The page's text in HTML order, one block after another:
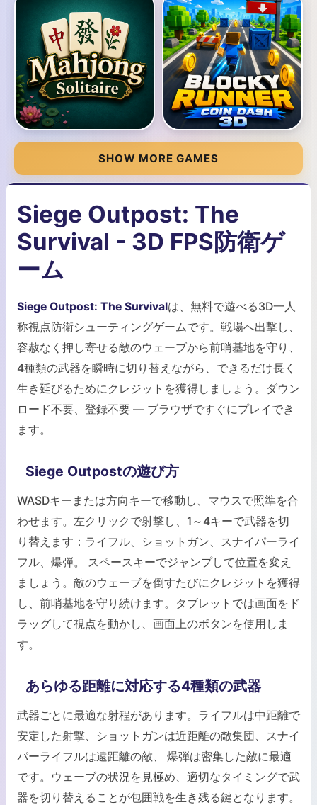
SHOW MORE GAMES
Siege Outpost: The
Survival - 3D FPS防衛ゲ
ーム
Siege Outpost: The Survivalは、無料で遊べる3D一人
称視点防衛シューティングゲームです。戦場へ出撃し、
容赦なく押し寄せる敵のウェーブから前哨基地を守り、
4種類の武器を瞬時に切り替えながら、できるだけ長く
生き延びるためにクレジットを獲得しましょう。ダウン
ロード不要、登録不要 — ブラウザですぐにプレイでき
ます。
Siege Outpostの遊び方
WASDキーまたは方向キーで移動し、マウスで照準を合
わせます。左クリックで射撃し、1～4キーで武器を切
り替えます：ライフル、ショットガン、スナイパーライ
フル、爆弾。 スペースキーでジャンプして位置を変え
ましょう。敵のウェーブを倒すたびにクレジットを獲得
し、前哨基地を守り続けます。タブレットでは画面をド
ラッグして視点を動かし、画面上のボタンを使用しま
す。
あらゆる距離に対応する4種類の武器
武器ごとに最適な射程があります。ライフルは中距離で
安定した射撃、ショットガンは近距離の敵集団、スナイ
パーライフルは遠距離の敵、 爆弾は密集した敵に最適
です。ウェーブの状況を見極め、適切なタイミングで武
器を切り替えることが包囲戦を生き残る鍵となります。